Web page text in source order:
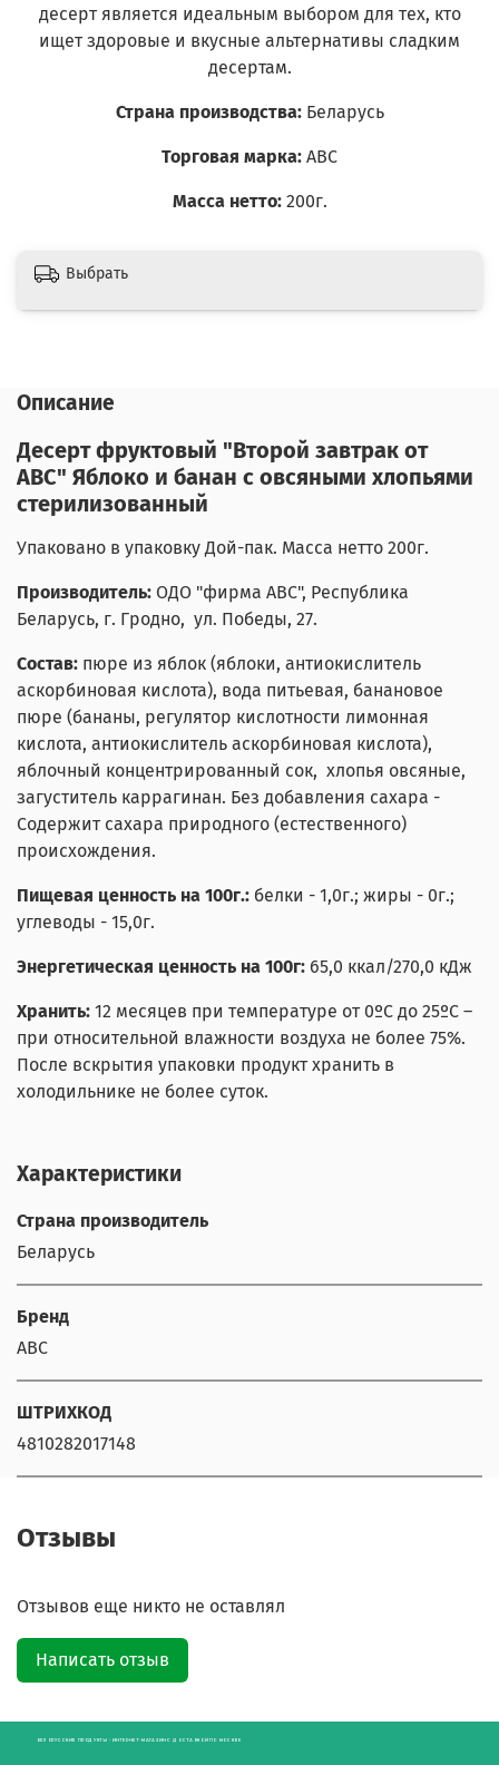
десерт является идеальным выбором для тех, кто
ищет здоровые и вкусные альтернативы сладким
десертам.
Страна производства: Беларусь
Торговая марка: АВС
Масса нетто: 200г.
Выбрать
Описание
Десерт фруктовый "Второй завтрак от
АВС" Яблоко и банан с овсяными хлопьями
стерилизованный
Упаковано в упаковку Дой-пак. Масса нетто 200г.
Производитель: ОДО "фирма АВС", Республика
Беларусь, г. Гродно, ул. Победы, 27.
Состав: пюре из яблок (яблоки, антиокислитель
аскорбиновая кислота), вода питьевая, банановое
пюре (бананы, регулятор кислотности лимонная
кислота, антиокислитель аскорбиновая кислота),
яблочный концентрированный сок, хлопья овсяные,
загуститель каррагинан. Без добавления сахара -
Содержит сахара природного (естественного)
происхождения.
Пищевая ценность на 100г.: белки - 1,0г.; жиры - 0г.;
углеводы - 15,0г.
Энергетическая ценность на 100г: 65,0 ккал/270,0 кДж
Хранить: 12 месяцев при температуре от 0ºС до 25ºС –
при относительной влажности воздуха не более 75%.
После вскрытия упаковки продукт хранить в
холодильнике не более суток.
Характеристики
Страна производитель
Беларусь
Бренд
АВС
ШТРИХКОД
4810282017148
Отзывы
Отзывов еще никто не оставлял
Написать отзыв
БЕЛОРУССКИЕ ПРОДУКТЫ - ИНТЕРНЕТ-МАГАЗИН С ДОСТАВКОЙ ПО МОСКВЕ